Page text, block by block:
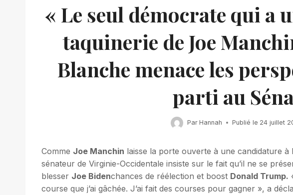
« Le seul démocrate qui a
taquinerie de Joe
Blanche menace les
parti au
Par Hannah Publié le 24 juillet
Comme Joe Manchin laisse la porte ouverte à une candidature
sénateur de Virginie-Occidentale insiste sur le fait qu’il ne se
blesser Joe Bidenchances de réélection et boost Donald Trump.
course que j’ai gâchée. J’ai fait des courses pour gagner », a